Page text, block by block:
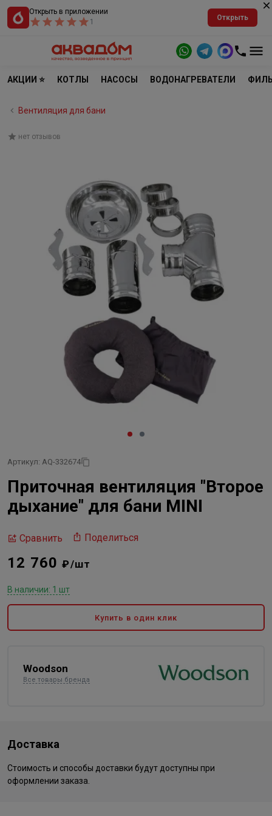
Открыть в приложении
1
Открыть
АКЦИИ ⭐ КОТЛЫ НАСОСЫ ВОДОНАГРЕВАТЕЛИ
Вентиляция для бани
нет отзывов
Артикул: AQ-332674
Приточная вентиляция "Второе
дыхание" для бани MINI
Сравнить Поделиться
12 760₽/шт
В наличии: 1 шт
Купить в один клик
Woodson
Все товары бренда
Доставка
Стоимость и способы доставки будут доступны при
оформлении заказа.